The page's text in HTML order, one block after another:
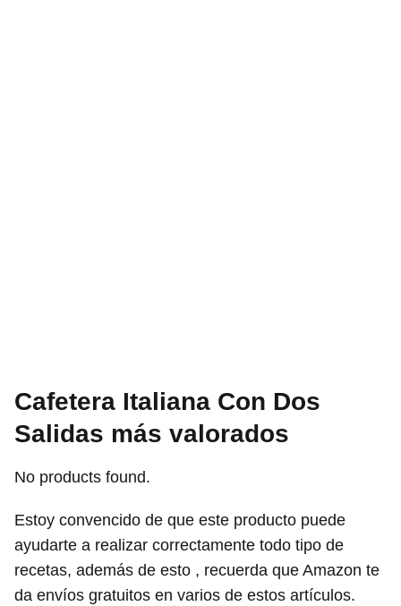
Cafetera Italiana Con Dos
Salidas más valorados
No products found.
Estoy convencido de que este producto puede
ayudarte a realizar correctamente todo tipo de
recetas, además de esto , recuerda que Amazon te
da envíos gratuitos en varios de estos artículos.